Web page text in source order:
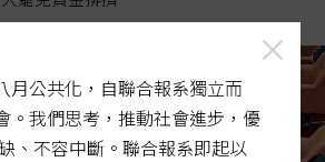
月公共化，自聯合報系獨立而
。我們思考，推動社會進步，優
、不容中斷。聯合報系即起以